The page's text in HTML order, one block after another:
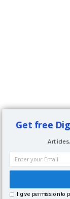
Get free
I give permission to